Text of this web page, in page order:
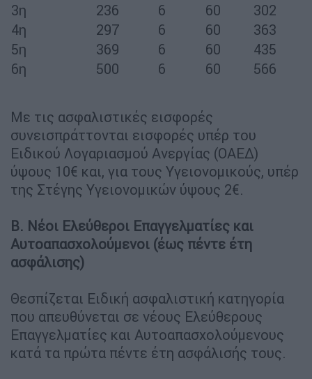
3η
236 6 60
302
4η
297 6 60
363
5η
369 6 60
435
6η
500 6 60 566
Με τις ασφαλιστικές εισφορές
συνεισπράττονται εισφορές υπέρ του
Ειδικού Λογαριασμού Ανεργίας (ΟΑΕΔ)
ύψους 10€ και, για τους Υγειονομικούς, υπέρ
της Στέγης Υγειονομικών ύψους 2€.
Β. Νέοι Ελεύθεροι Επαγγελματίες και
Αυτοαπασχολούμενοι (έως πέντε έτη
ασφάλισης)
Θεσπίζεται Ειδική ασφαλιστική κατηγορία
που απευθύνεται σε νέους Ελεύθερους
Επαγγελματίες και Αυτοαπασχολούμενους
κατά τα πρώτα πέντε έτη ασφάλισής τους.